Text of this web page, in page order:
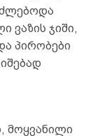
ვაზის ჯიში,
პირობები
მოყვანილი